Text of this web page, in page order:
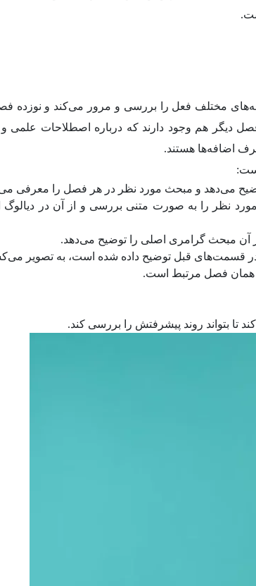
مختلف فعل را بررسی و مرور می‌کند و نوزده
دیگر هم وجود دارند که درباره اصطلاحات علمی
اضافه‌ها هستند.
می‌دهد و مبحث مورد نظر در هر فصل را معرفی
نظر را به صورت متنی بررسی و از آن در دیالوگ